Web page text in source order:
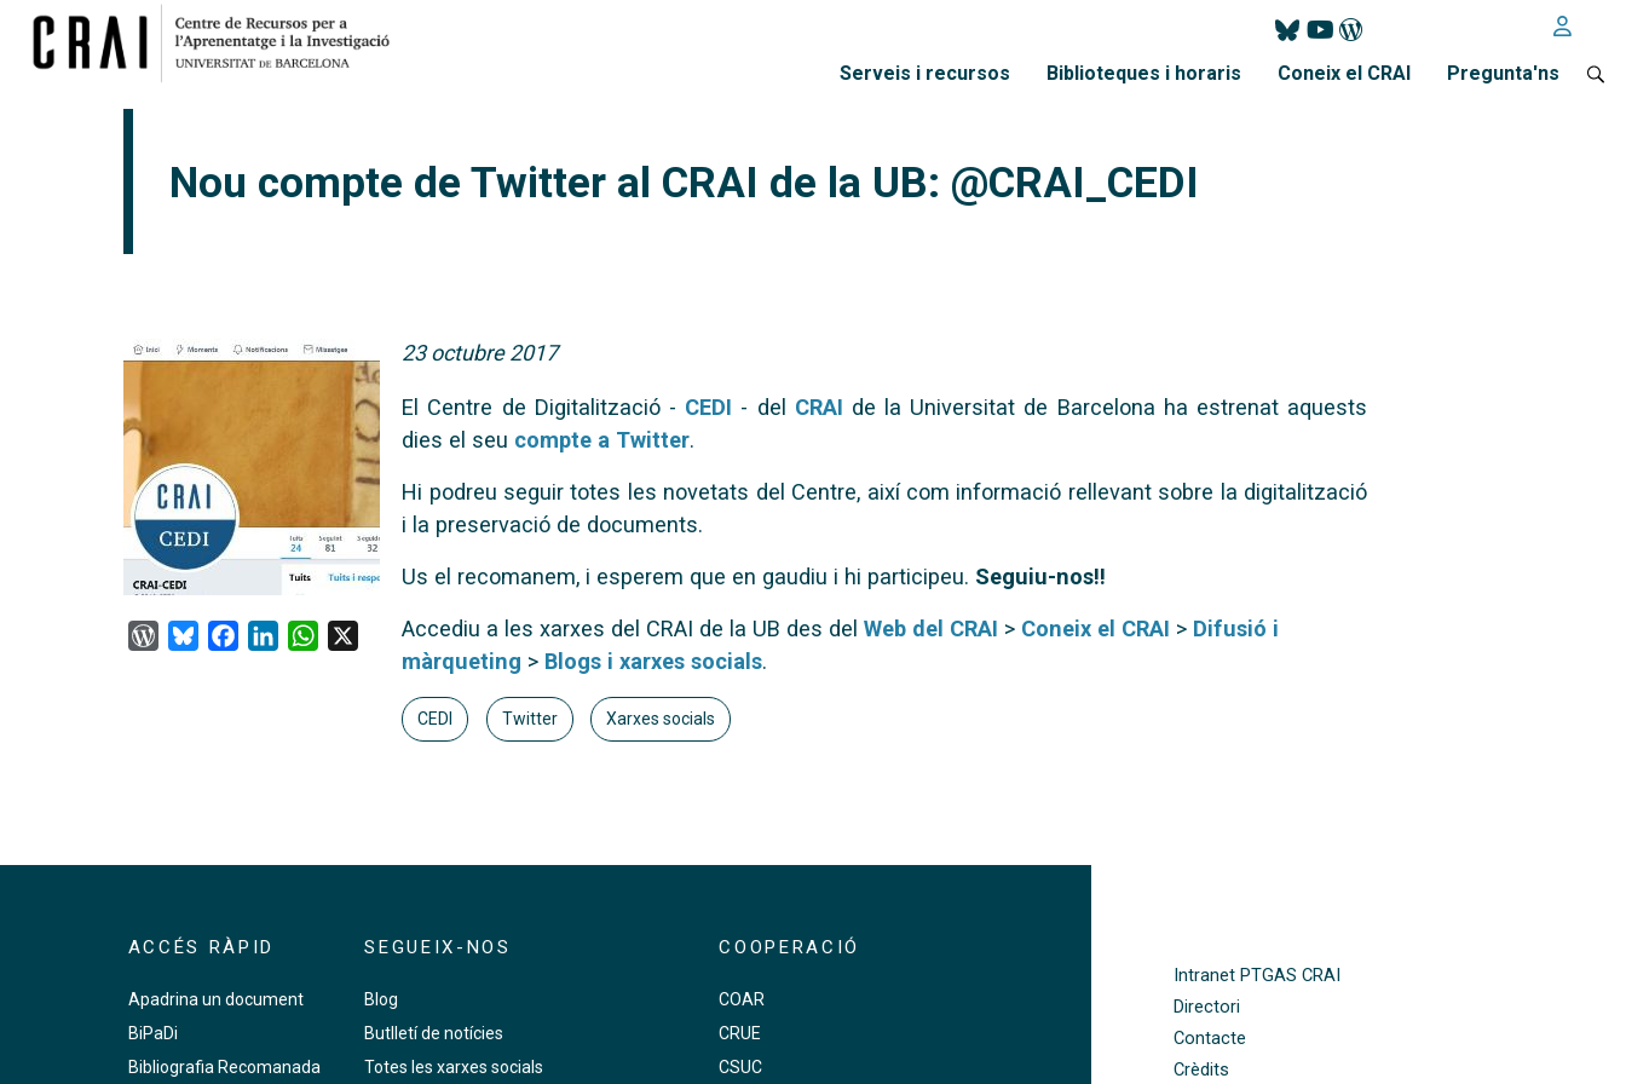
Menú principal
Serveis i recursos Biblioteques i horaris Coneix el CRAI Pregunta'ns
Nou compte de Twitter al CRAI de la UB: @CRAI_CEDI
WordPress
BlueskyFacebook
LinkedInWhatsApp
23 octubre 2017
El Centre de Digitalització - CEDI - del CRAI de la Universitat de Barcelona ha estrenat aquests
dies el seu compte a Twitter.
Hi podreu seguir totes les novetats del Centre, així com informació rellevant sobre la digitalització
i la preservació de documents.
Us el recomanem, i esperem que en gaudiu i hi participeu. Seguiu-nos!!
Accediu a les xarxes del CRAI de la UB des delWeb del CRAI > Coneix el CRAI > Difusió i
màrqueting > Blogs i xarxes socials.
CEDI Twitter Xarxes socials
ACCÉS RÀPID
Apadrina un document
BiPaDi
Bibliografia Recomanada
SEGUEIX-NOS
Blog
Butlletí de notícies
Totes les xarxes socials
COOPERACIÓ
COAR
CRUE
CSUC
Intranet PTGAS CRAI
Directori
Contacte
Crèdits